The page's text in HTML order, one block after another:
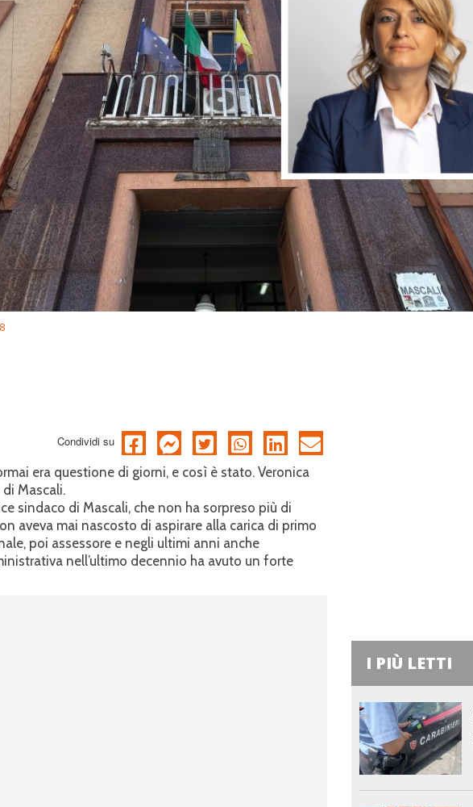
Condividi su
era questione di giorni, e così è stato. Veronica
Mascali.
sindaco di Mascali, che non ha sorpreso più di
aveva mai nascosto di aspirare alla carica di primo
poi assessore e negli ultimi anni anche
nell’ultimo decennio ha avuto un forte
I PIÙ LETTI